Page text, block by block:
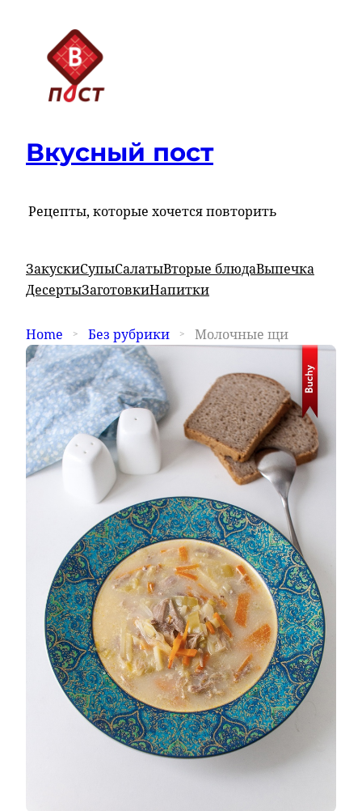
Вкусный пост
Рецепты, которые хочется повторить
ЗакускиСупыСалатыВторые блюдаВыпечка
ДесертыЗаготовкиНапитки
Home Без рубрики Молочные щи